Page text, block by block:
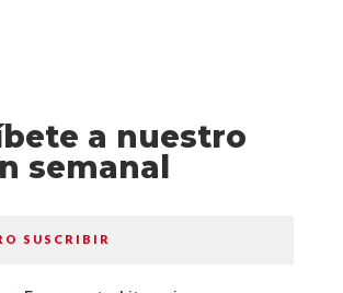
a nuestro
semanal
SUSCRIBIR